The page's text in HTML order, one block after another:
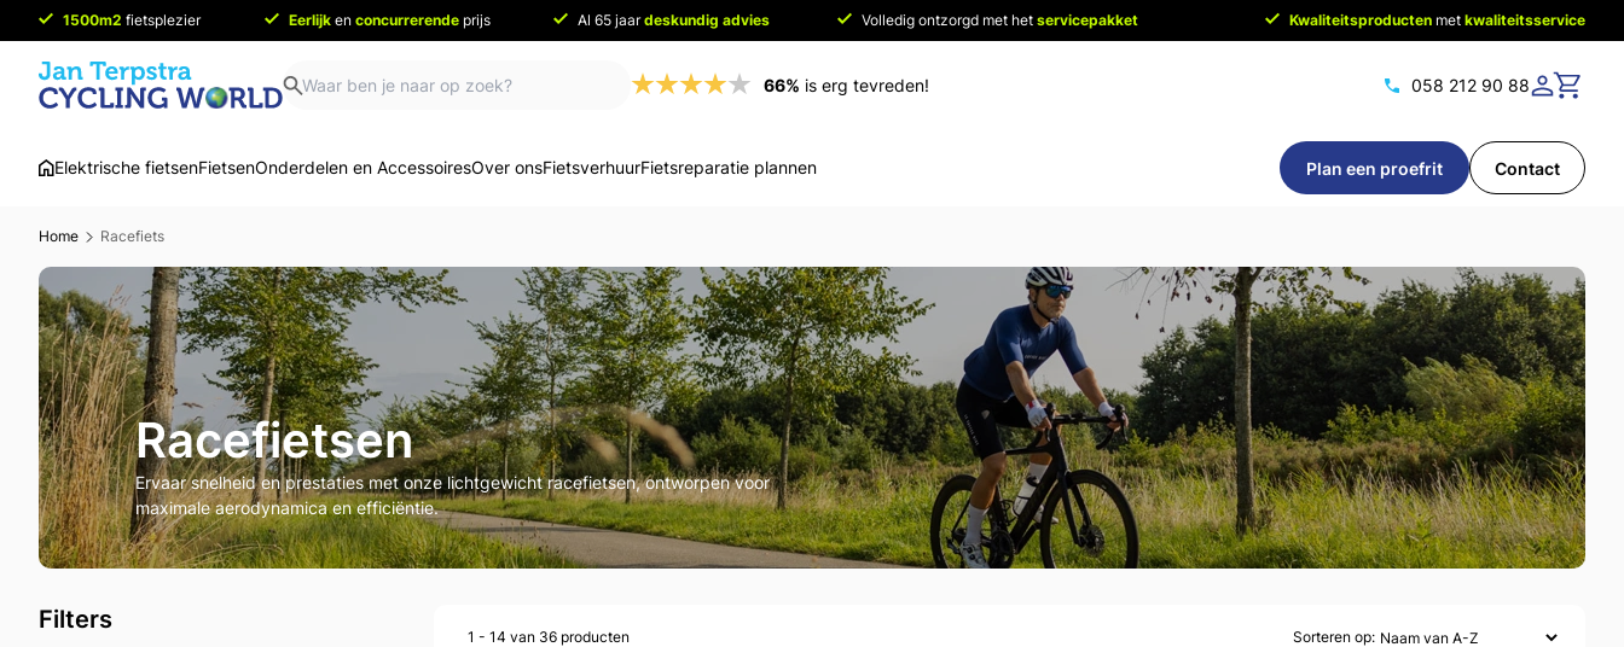
1500m2 fietsplezier Eerlijk en concurrerende prijs Al 65 jaardeskundig advies Volledig ontzorgd met het servicepakket Kwaliteitsproducten met kwaliteitsservice
66% is erg tevreden! 058 212 90 88
Elektrische fietsenFietsenOnderdelen en AccessoiresOver onsFietsverhuurFietsreparatie plannen Plan een proefrit Contact
Home Racefiets
Racefietsen
Ervaar snelheid en prestaties met onze lichtgewicht racefietsen, ontworpen voor
maximale aerodynamica en efficiëntie.
Filters
1 - 14 van 36 producten Sorteren op: